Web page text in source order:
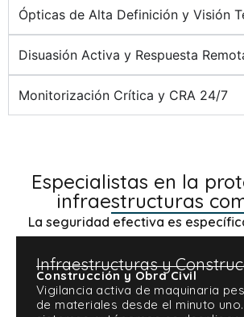
Ópticas de Alta Definición y Visión
Disuasión Activa y Respuesta
Monitorización Crítica y CRA 24/7
Especialistas en la
infraestructuras
La seguridad efectiva es
Infraestructuras y
Construcción y Obra Civil
Vigilancia activa de maquinaria
de materiales desde el minuto